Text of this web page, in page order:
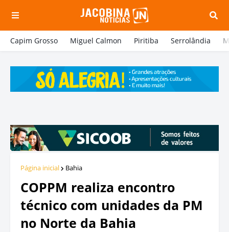
Capim Grosso Miguel Calmon Piritiba Serrolândia
Página inicial Bahia
COPPM realiza encontro
técnico com unidades da PM
no Norte da Bahia